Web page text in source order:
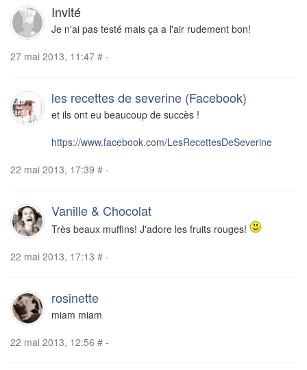
Invité
Je n'ai pas testé mais ça a l'air rudement bon!
27 mai 2013, 11:47 # -
les recettes de severine (Facebook)
et ils ont eu beaucoup de succès !
https://www.facebook.com/LesRecettesDeSeverine
22 mai 2013, 17:39 # -
Vanille & Chocolat
Très beaux muffins! J'adore les fruits rouges!
22 mai 2013, 17:13 # -
rosinette
miam miam
22 mai 2013, 12:56 # -